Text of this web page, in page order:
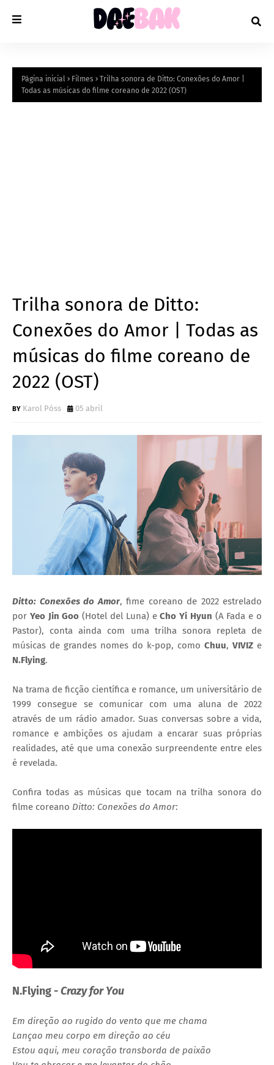
Página inicial Filmes
Trilha sonora de Ditto: Conexões do Amor |
Todas as músicas do filme coreano de 2022 (OST)
Trilha sonora de Ditto:
Conexões do Amor | Todas as
músicas do filme coreano de
2022 (OST)
Karol Póss 05 abril
Ditto: Conexões do Amor, fime coreano de 2022 estrelado
por Yeo Jin Goo (Hotel del Luna) eCho Yi Hyun (A Fada e o
Pastor), conta ainda com uma trilha sonora repleta de
músicas de grandes nomes do k-pop, como Chuu, VIVIZ e
N.Flying.
Na trama de ficção científica e romance, um universitário de
1999 consegue se comunicar com uma aluna de 2022
através de um rádio amador. Suas conversas sobre a vida,
romance e ambições os ajudam a encarar suas próprias
realidades, até que uma conexão surpreendente entre eles
é revelada.
Confira todas as músicas que tocam na trilha sonora do
filme coreano Ditto: Conexões do Amor:
N.Flying -Crazy for You
Em direção ao rugido do vento que me chama
Lançao meu corpo em direção ao céu
Estou aqui, meu coração transborda de paixão